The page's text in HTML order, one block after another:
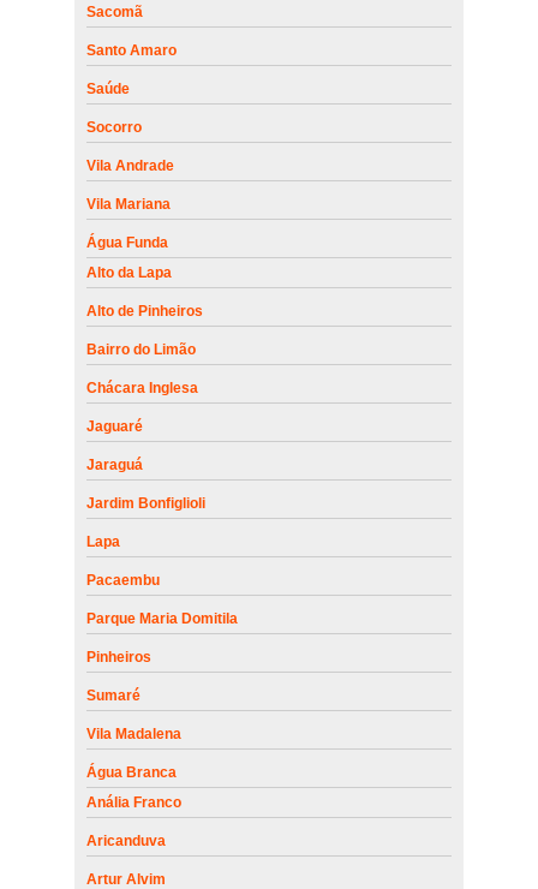
Sacomã
Santo Amaro
Saúde
Socorro
Vila Andrade
Vila Mariana
Água Funda
Alto da Lapa
Alto de Pinheiros
Bairro do Limão
Chácara Inglesa
Jaguaré
Jaraguá
Jardim Bonfiglioli
Lapa
Pacaembu
Parque Maria Domitila
Pinheiros
Sumaré
Vila Madalena
Água Branca
Anália Franco
Aricanduva
Artur Alvim